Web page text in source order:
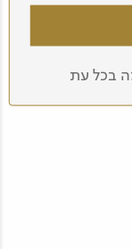
בכל עת